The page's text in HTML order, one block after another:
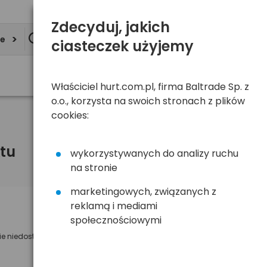
niedostępny
Powiadom mnie o dostępności
Zdecyduj, jakich
ciasteczek użyjemy
Właściciel hurt.com.pl, firma Baltrade Sp. z
o.o., korzysta na swoich stronach z plików
cookies:
wykorzystywanych do analizy ruchu
na stronie
marketingowych, związanych z
reklamą i mediami
społecznościowymi